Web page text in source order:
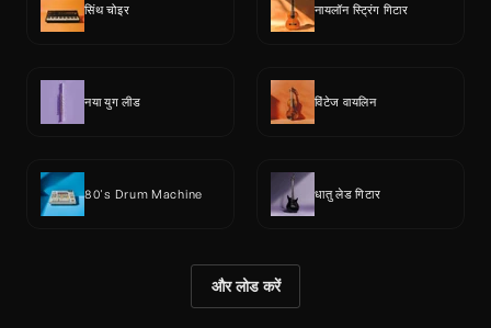
सिंथ चोइर नायलॉन स्ट्रिंग गिटार
नया युग लीड विंटेज वायलिन
80's Drum Machine धातु लेड गिटार
और लोड करें